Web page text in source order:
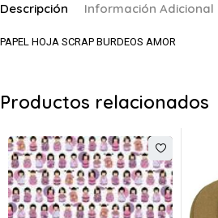
Descripción Información Adicional
PAPEL HOJA SCRAP BURDEOS AMOR
Productos relacionados